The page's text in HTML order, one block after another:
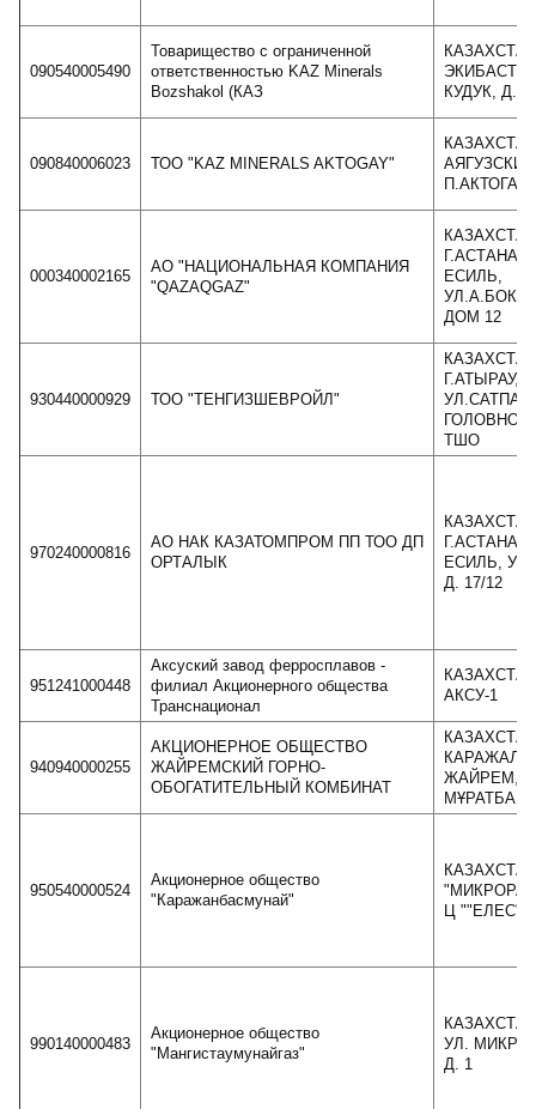
090540005490
Товарищество с ограниченной
ответственностью KAZ Minerals
Bozshakol (КАЗ
КУДУК, Д.
090840006023 ТОО "KAZ MINERALS AKTOGAY"
П.АКТОГАЙ
000340002165
АО "НАЦИОНАЛЬНАЯ КОМПАНИЯ
"QAZAQGAZ"
Г.АСТАНА,
ЕСИЛЬ,
ДОМ 12
930440000929 ТОО "ТЕНГИЗШЕВРОЙЛ"
Г.АТЫРАУ,
ГОЛОВНОЙ
ТШО
970240000816
АО НАК КАЗАТОMПРОМ ПП ТОО ДП
ОРТАЛЫК
Г.АСТАНА,
ЕСИЛЬ,
Д. 17/12
951241000448
Аксуский завод ферросплавов -
филиал Акционерного общества
Транснационал
АКСУ-1
940940000255
AКЦИОНЕРНОЕ OБЩЕСТВО
ЖАЙРЕМСКИЙ ГОРНО-
ОБОГАТИТЕЛЬНЫЙ КОМБИНАТ
КАРАЖАЛ,
ЖАЙРЕМ,
950540000524
Акционерное общество
"Каражанбасмунай"
Ц ""ЕЛЕС"""
990140000483
Акционерное общество
"Мангистаумунайгаз"
УЛ.
Д. 1